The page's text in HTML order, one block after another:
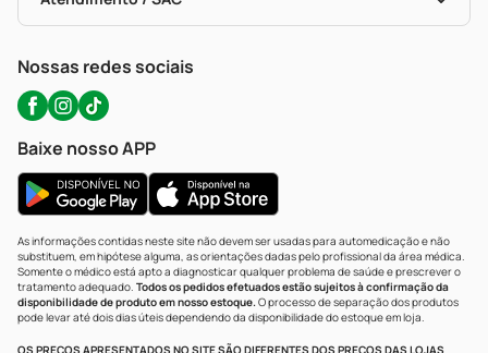
WhatsApp (47) 9202-1687
Nossas redes sociais
Baixe nosso APP
As informações contidas neste site não devem ser usadas para automedicação e não
substituem, em hipótese alguma, as orientações dadas pelo profissional da área médica.
Somente o médico está apto a diagnosticar qualquer problema de saúde e prescrever o
tratamento adequado. Todos os pedidos efetuados estão sujeitos à confirmação da
disponibilidade de produto em nosso estoque.O processo de separação dos produtos
pode levar até dois dias úteis dependendo da disponibilidade do estoque em loja.
OS PREÇOS APRESENTADOS NO SITE SÃO DIFERENTES DOS PREÇOS DAS LOJAS